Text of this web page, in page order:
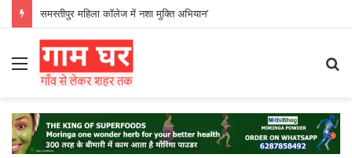
समस्तीपुर महिला कॉलेज में नशा मुक्ति अभियान’
Menu